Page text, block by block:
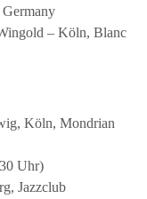
– Köln, Blanc
Köln, Mondrian
Uhr)
Jazzclub